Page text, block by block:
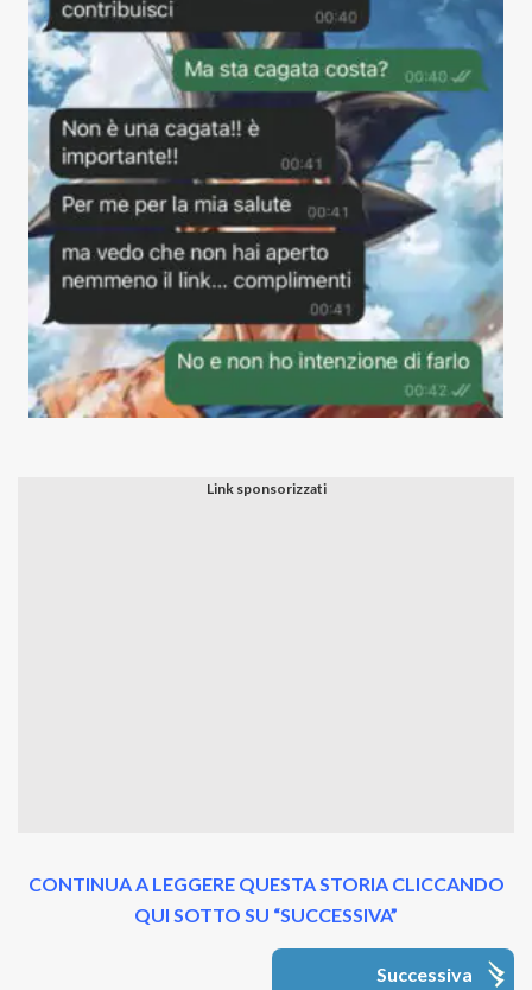
CONTINUA A LEGGERE QUESTA STORIA CLICCANDO
QUI SOTTO SU “SUCCESSIVA”
Successiva